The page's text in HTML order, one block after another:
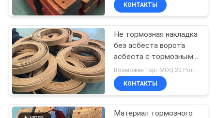
КАЧЕСТВА
СВЯЖИТЕСЬ
МЫ
СПРОСИТЕ
ЦИТАТУ
Сплетенный крен
обкладки тормоза
подкладки тканевая
КОНТАКТЫ
Не тормозная накладка
без асбеста ворота
асбеста с тормозными
накладками из латунной
проволоки
сплетенными лебедкой
КОНТАКТЫ
Материал тормозного